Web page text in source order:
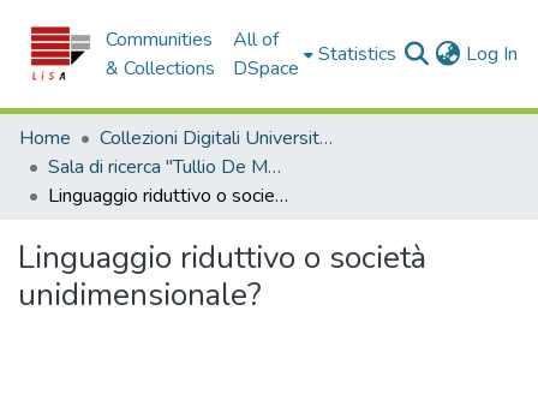
Communities
& Collections
All of
DSpace
Statistics Log In
Home
Collezioni Digitali Università della Calabria
Sala di ricerca "Tullio De Mauro"
Linguaggio riduttivo o società unidimensionale?
Linguaggio riduttivo o società
unidimensionale?